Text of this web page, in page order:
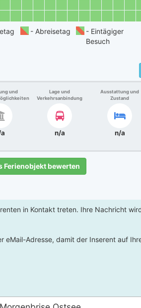
und
Lage und
Verkehrsanbindung
n/a
Ausstattung und
Zustand
n/a
Ferienobjekt bewerten
in Kontakt treten. Ihre Nachricht
eMail-Adresse, damit der Inserent auf